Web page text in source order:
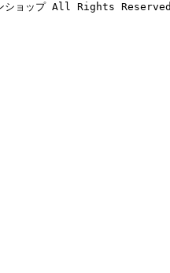
ンショップ All Rights